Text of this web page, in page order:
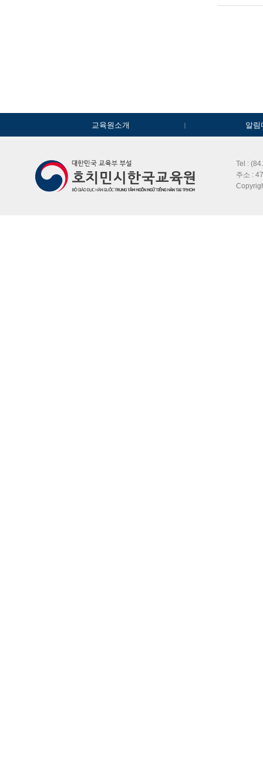
교육원소개 알림
Tel :
주소 :